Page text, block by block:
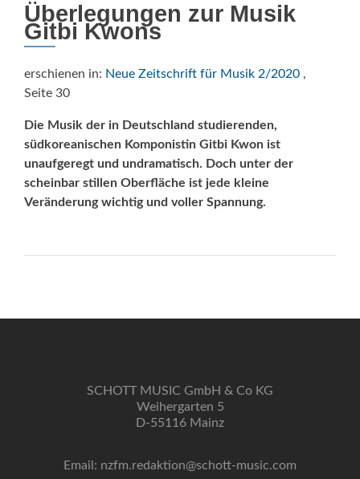
Überlegungen zur Musik
Gitbi Kwons
erschienen in: Neue Zeitschrift für Musik 2/2020 ,
Seite 30
Die Musik der in Deutschland studierenden,
südkoreanischen Komponistin Gitbi Kwon ist
unaufgeregt und undramatisch. Doch unter der
scheinbar stillen Oberfläche ist jede kleine
Veränderung wichtig und voller Spannung.
SCHOTT MUSIC GmbH & Co KG
Weihergarten 5
D-55116 Mainz
Email: nzfm.redaktion@schott-music.com